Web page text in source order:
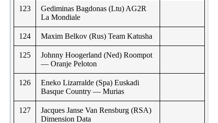
123
Gediminas Bagdonas (Ltu) AG2R
La Mondiale
124 Maxim Belkov (Rus) Team Katusha
125
Johnny Hoogerland (Ned) Roompot
— Oranje Peloton
126
Eneko Lizarralde (Spa) Euskadi
Basque Country — Murias
127
Jacques Janse Van Rensburg (RSA)
Dimension Data